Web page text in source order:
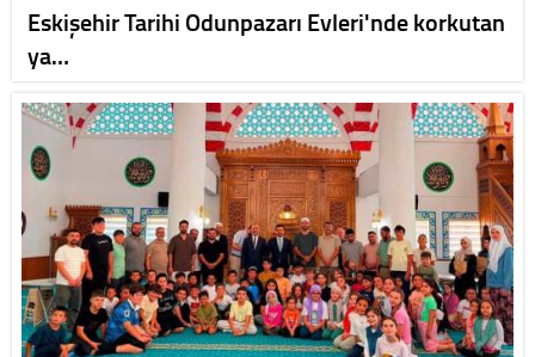
Eskişehir Tarihi Odunpazarı Evleri'nde korkutan
ya…